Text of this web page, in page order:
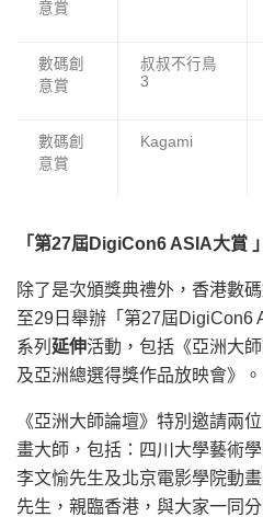
意賞
數碼創
意賞
叔叔不行鳥
3
數碼創
意賞
Kagami
「第27屆DigiCon6 ASIA大賞
除了是次頒獎典禮外，香港數
至29日舉辦「第27屆DigiCon6
系列 延伸活動，包括《亞洲大
及亞洲總選得獎作品放映會》。
《亞洲大師論壇》特別邀請兩
畫大師，包括：四川大學藝術
李文愉先生及北京電影學院動
先生，親臨香港，與大家一同